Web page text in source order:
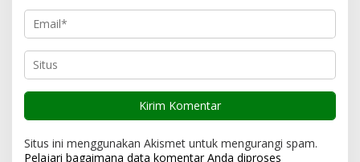
Situs ini menggunakan Akismet untuk mengurangi spam.
Pelajari bagaimana data komentar Anda diproses